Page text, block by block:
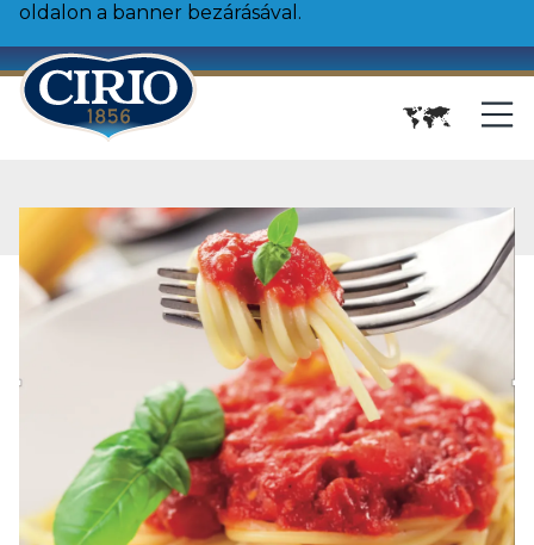
oldalon a banner bezárásával.